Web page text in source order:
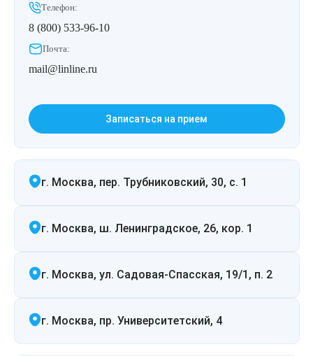
Телефон:
8 (800) 533-96-10
Почта:
mail@linline.ru
Записаться на прием
г. Москва, пер. Трубниковский, 30, с. 1
г. Москва, ш. Ленинградское, 26, кор. 1
г. Москва, ул. Садовая-Спасская, 19/1, п. 2
г. Москва, пр. Университетский, 4